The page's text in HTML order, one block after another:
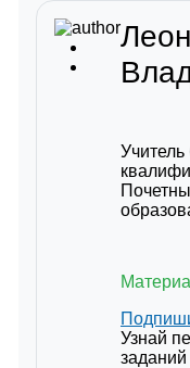
Узнай